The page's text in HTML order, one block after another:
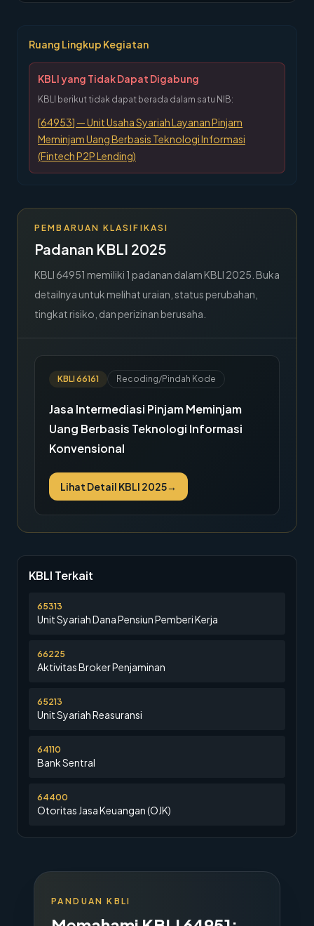
Ruang Lingkup Kegiatan
KBLI yang Tidak Dapat Digabung
KBLI berikut tidak dapat berada dalam satu NIB:
[64953] —Unit Usaha Syariah Layanan Pinjam
Meminjam Uang Berbasis Teknologi Informasi
(Fintech P2P Lending)
PEMBARUAN KLASIFIKASI
Padanan KBLI 2025
KBLI 64951 memiliki 1 padanan dalam KBLI 2025. Buka
detailnya untuk melihat uraian, status perubahan,
tingkat risiko, dan perizinan berusaha.
KBLI 66161 Recoding/Pindah Kode
Jasa Intermediasi Pinjam Meminjam
Uang Berbasis Teknologi Informasi
Konvensional
Lihat Detail KBLI 2025→
KBLI Terkait
65313
Unit Syariah Dana Pensiun Pemberi Kerja
66225
Aktivitas Broker Penjaminan
65213
Unit Syariah Reasuransi
64110
Bank Sentral
64400
Otoritas Jasa Keuangan (OJK)
PANDUAN KBLI